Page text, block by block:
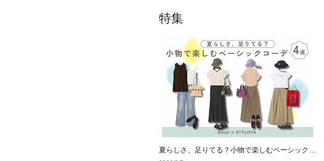
特集
夏らしさ、足りてる？小物で楽しむベーシックコ